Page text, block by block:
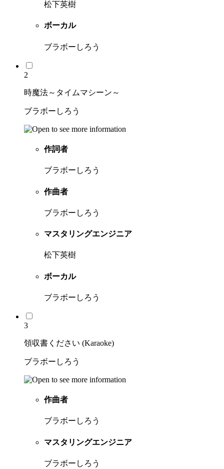
松下英樹
ボーカル
ブラボーしろう
2
時魔法～タイムマシーン～
ブラボーしろう
作詞者
ブラボーしろう
作曲者
ブラボーしろう
マスタリングエンジニア
松下英樹
ボーカル
ブラボーしろう
3
領収書ください (Karaoke)
ブラボーしろう
作曲者
ブラボーしろう
マスタリングエンジニア
ブラボーしろう